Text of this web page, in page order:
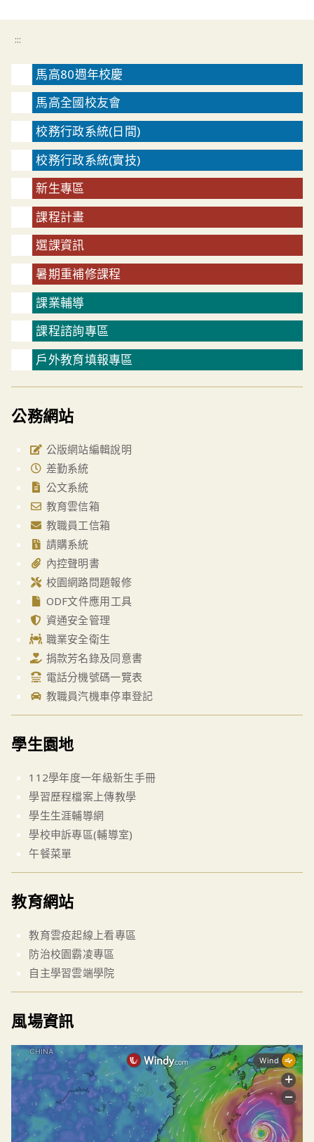
:::
馬高80週年校慶
馬高全國校友會
校務行政系統(日間)
校務行政系統(實技)
新生專區
課程計畫
選課資訊
暑期重補修課程
課業輔導
課程諮詢專區
戶外教育填報專區
公務網站
公版網站編輯說明
差勤系統
公文系統
教育雲信箱
教職員工信箱
請購系統
內控聲明書
校園網路問題報修
ODF文件應用工具
資通安全管理
職業安全衛生
捐款芳名錄及同意書
電話分機號碼一覽表
教職員汽機車停車登記
學生園地
112學年度一年級新生手冊
學習歷程檔案上傳教學
學生生涯輔導網
學校申訴專區(輔導室)
午餐菜單
教育網站
教育雲疫起線上看專區
防治校園霸凌專區
自主學習雲端學院
風場資訊